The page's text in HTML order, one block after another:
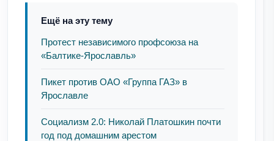
Ещё на эту тему
Протест независимого профсоюза на
«Балтике-Ярославль»
Пикет против ОАО «Группа ГАЗ» в
Ярославле
Социализм 2.0: Николай Платошкин почти
год под домашним арестом